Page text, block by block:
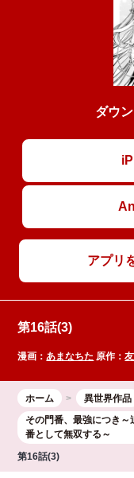
ダウ
アプリ
第16話(3)
漫画：あまなちた 原作：
ホーム
異世界作品
その門番、最強につき
番として無双する～
第16話(3)